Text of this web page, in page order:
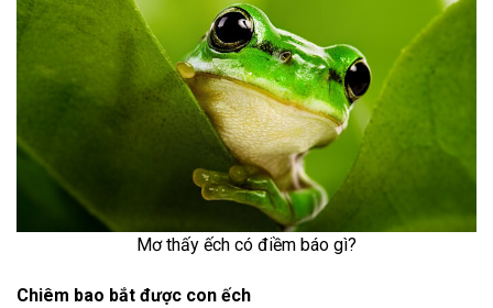
Mơ thấy ếch có điềm báo gì?
Chiêm bao bắt được con ếch